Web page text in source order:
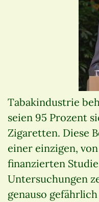
Tabakindustrie
seien 95 Prozent
Zigaretten. Diese
einer einzigen,
finanzierten
Untersuchungen
genauso